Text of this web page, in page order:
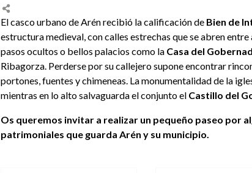
El casco urbano de Arén recibió la calificación de Bien de
estructura medieval, con calles estrechas que se abren
pasos ocultos o bellos palacios como la Casa del
Ribagorza. Perderse por su callejero supone encontrar
portones, fuentes y chimeneas. La monumentalidad de la
mientras en lo alto salvaguarda el conjunto el Castillo del
Os queremos invitar a realizar un pequeño paseo por
patrimoniales que guarda Arén y su municipio.